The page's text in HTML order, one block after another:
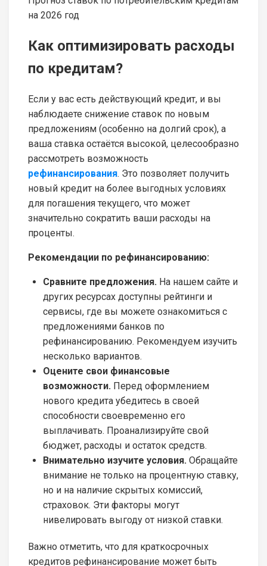
на 2026 год
Как оптимизировать расходы
по кредитам?
Если у вас есть действующий кредит, и вы
наблюдаете снижение ставок по новым
предложениям (особенно на долгий срок), а
ваша ставка остаётся высокой, целесообразно
рассмотреть возможность
рефинансирования. Это позволяет получить
новый кредит на более выгодных условиях
для погашения текущего, что может
значительно сократить ваши расходы на
проценты.
Рекомендации по рефинансированию:
Сравните предложения. На нашем сайте и
других ресурсах доступны рейтинги и
сервисы, где вы можете ознакомиться с
предложениями банков по
рефинансированию. Рекомендуем изучить
несколько вариантов.
Оцените свои финансовые
возможности. Перед оформлением
нового кредита убедитесь в своей
способности своевременно его
выплачивать. Проанализируйте свой
бюджет, расходы и остаток средств.
Внимательно изучите условия. Обращайте
внимание не только на процентную ставку,
но и на наличие скрытых комиссий,
страховок. Эти факторы могут
нивелировать выгоду от низкой ставки.
Важно отметить, что для краткосрочных
кредитов рефинансирование может быть